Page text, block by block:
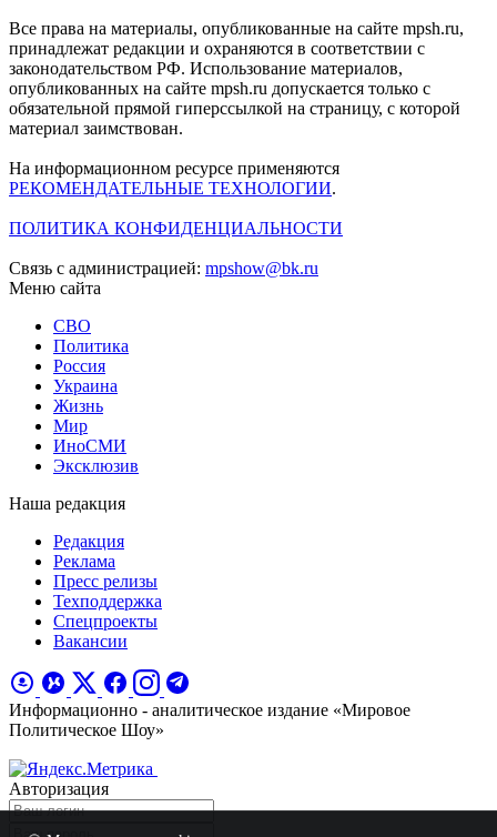
Все права на материалы, опубликованные на сайте mpsh.ru,
принадлежат редакции и охраняются в соответствии с
законодательством РФ. Использование материалов,
опубликованных на сайте mpsh.ru допускается только с
обязательной прямой гиперссылкой на страницу, с которой
материал заимствован.
На информационном ресурсе применяются
РЕКОМЕНДАТЕЛЬНЫЕ ТЕХНОЛОГИИ.
ПОЛИТИКА КОНФИДЕНЦИАЛЬНОСТИ
Связь с администрацией: mpshow@bk.ru
Меню сайта
СВО
Политика
Россия
Украина
Жизнь
Мир
ИноСМИ
Эксклюзив
Наша редакция
Редакция
Реклама
Пресс релизы
Техподдержка
Спецпроекты
Вакансии
Информационно - аналитическое издание «Мировое
Политическое Шоу»
Авторизация